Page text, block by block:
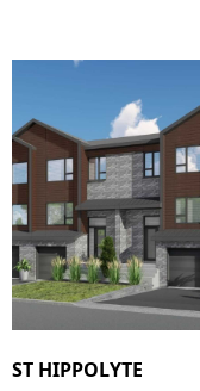
ST HIPPOLYTE